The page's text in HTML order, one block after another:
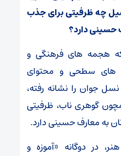
چه ظرفیتی برای جذب
دارد؟
هجمه های فرهنگی و
های سطحی و محتوای
جوان را نشانه رفته،
گوهری ناب، ظرفیتی
به معارف حسینی دارد.
در دوگانه «آموزه و